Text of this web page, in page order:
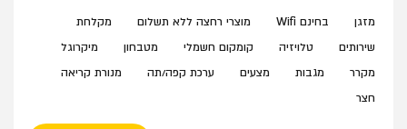
ארון בגדים בכל חדר, פינת ישיבה עם שולחן וכסאות, שירותים
ומקלחת פרטיים, מטבחון עם מקרר (מיני בר לשימוש עצמי),
פינת קפה ופינת ישיבה בחצר. הצימרים מותאמים לשומרי
במתחם מטבח חוץ משותף לשימוש הלנים.
מזגן בחינם Wifi מוצרי רחצה ללא תשלום
מקלחת
שירותים
טלויזיה קומקום חשמלי מטבחון
מיקרוגל
מקרר
מגבות מצעים ערכת קפה/תה
מנורת קריאה
חצר